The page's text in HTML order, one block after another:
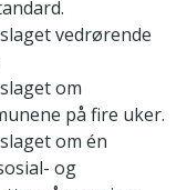
vedrørende
om
på fire uker.
om én
og